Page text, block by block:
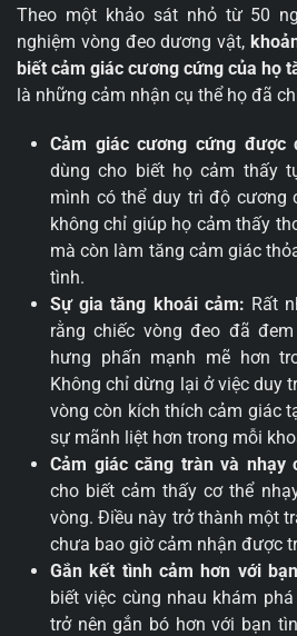
Theo một khảo sát nhỏ từ 50
nghiệm vòng đeo dương vật,
biết cảm giác cương cứng của họ
là những cảm nhận cụ thể họ đã
Cảm giác cương cứng được
dùng cho biết họ cảm thấy
mình có thể duy trì độ cương
không chỉ giúp họ cảm thấy
mà còn làm tăng cảm giác
tình.
Sự gia tăng khoái cảm: Rất
rằng chiếc vòng đeo đã
hưng phấn mạnh mẽ hơn
Không chỉ dừng lại ở việc duy
vòng còn kích thích cảm giác
sự mãnh liệt hơn trong mỗi
Cảm giác căng tràn và nhạy
cho biết cảm thấy cơ thể
vòng. Điều này trở thành một
chưa bao giờ cảm nhận được
Gắn kết tình cảm hơn với
biết việc cùng nhau khám
trở nên gắn bó hơn với bạn